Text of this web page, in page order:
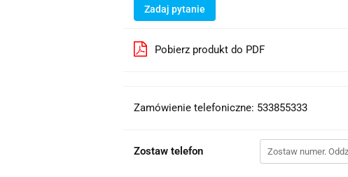
Zadaj pytanie
Pobierz produkt do PDF
Zamówienie telefoniczne: 533855333
Zostaw telefon